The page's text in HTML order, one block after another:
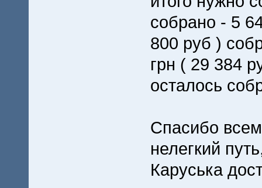
собрано - 5
800 руб )
грн ( 29 384
осталось
Спасибо всем
нелегкий
Каруська